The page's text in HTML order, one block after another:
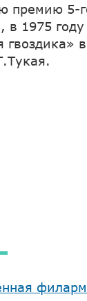
премию 5-
в 1975 году
гвоздика»